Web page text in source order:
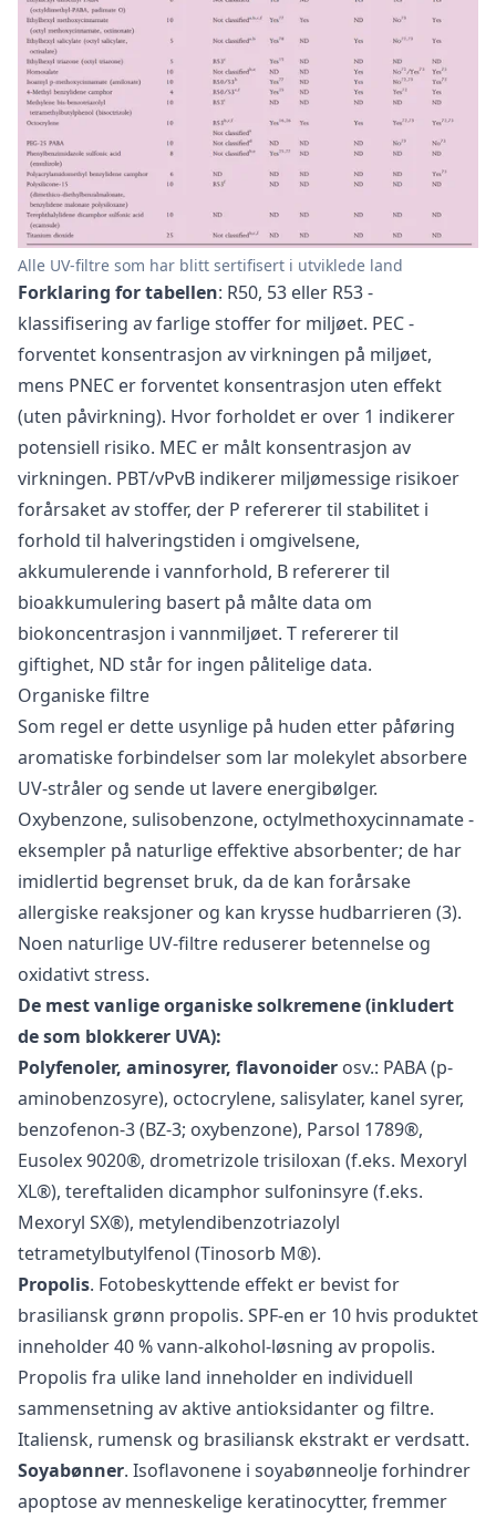
Alle UV-filtre som har blitt sertifisert i utviklede land
Forklaring for tabellen: R50, 53 eller R53 -
klassifisering av farlige stoffer for miljøet. PEC -
forventet konsentrasjon av virkningen på miljøet,
mens PNEC er forventet konsentrasjon uten effekt
(uten påvirkning). Hvor forholdet er over 1 indikerer
potensiell risiko. MEC er målt konsentrasjon av
virkningen. PBT/vPvB indikerer miljømessige risikoer
forårsaket av stoffer, der P refererer til stabilitet i
forhold til halveringstiden i omgivelsene,
akkumulerende i vannforhold, B refererer til
bioakkumulering basert på målte data om
biokoncentrasjon i vannmiljøet. T refererer til
giftighet, ND står for ingen pålitelige data.
Organiske filtre
Som regel er dette usynlige på huden etter påføring
aromatiske forbindelser som lar molekylet absorbere
UV-stråler og sende ut lavere energibølger.
Oxybenzone, sulisobenzone, octylmethoxycinnamate -
eksempler på naturlige effektive absorbenter; de har
imidlertid begrenset bruk, da de kan forårsake
allergiske reaksjoner og kan krysse hudbarrieren (3).
Noen naturlige UV-filtre reduserer betennelse og
oxidativt stress.
De mest vanlige organiske solkremene (inkludert
de som blokkerer UVA):
Polyfenoler, aminosyrer, flavonoider osv.: PABA (p-
aminobenzosyre), octocrylene, salisylater, kanel syrer,
benzofenon-3 (BZ-3; oxybenzone), Parsol 1789®,
Eusolex 9020®, drometrizole trisiloxan (f.eks. Mexoryl
XL®), tereftaliden dicamphor sulfoninsyre (f.eks.
Mexoryl SX®), metylendibenzotriazolyl
tetrametylbutylfenol (Tinosorb M®).
Propolis. Fotobeskyttende effekt er bevist for
brasiliansk grønn propolis. SPF-en er 10 hvis produktet
inneholder 40 % vann-alkohol-løsning av propolis.
Propolis fra ulike land inneholder en individuell
sammensetning av aktive antioksidanter og filtre.
Italiensk, rumensk og brasiliansk ekstrakt er verdsatt.
Soyabønner. Isoflavonene i soyabønneolje forhindrer
apoptose av menneskelige keratinocytter, fremmer